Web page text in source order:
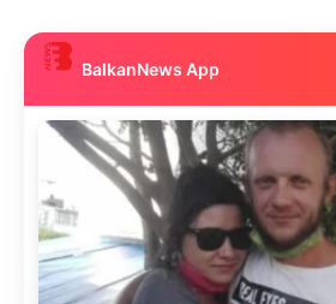
BalkanNews App